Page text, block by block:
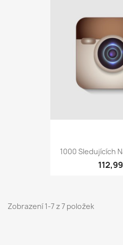
1000 Sledujících
Zobrazení 1-7 z 7 položek